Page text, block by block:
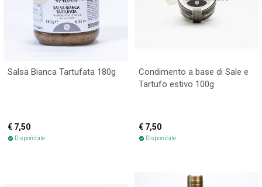
Salsa Bianca Tartufata 180g
€ 7,50
check_circle Disponibile
Condimento a base di Sale e
Tartufo estivo 100g
€ 7,50
check_circle Disponibile